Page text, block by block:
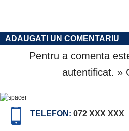
ADAUGATI UN COMENTARIU
Pentru a comenta
autentificat. »
TELEFON: 072 XXX XXX